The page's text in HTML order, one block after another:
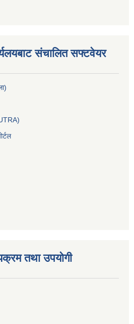
संचालित सफ्टवेयर
तथा उपयोगी